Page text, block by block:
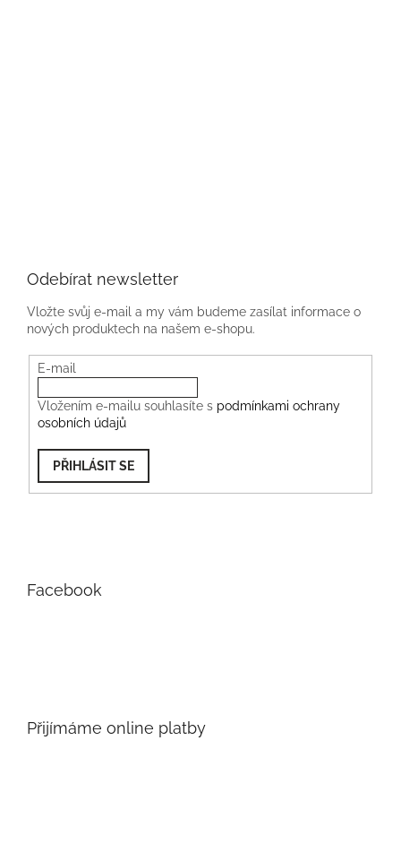
Odebírat newsletter
Vložte svůj e-mail a my vám budeme zasílat informace o
nových produktech na našem e-shopu.
E-mail
Vložením e-mailu souhlasíte s podmínkami ochrany
osobních údajů
PŘIHLÁSIT SE
Facebook
Přijímáme online platby